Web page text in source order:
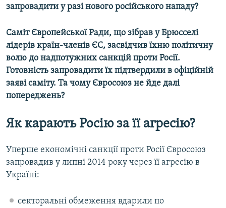
запровадити у разі нового російського нападу?
Саміт Європейської Ради, що зібрав у Брюсселі
лідерів країн-членів ЄС, засвідчив їхню політичну
волю до надпотужних санкцій проти Росії.
Готовність запровадити їх підтвердили в офіційній
заяві саміту. Та чому Євросоюз не йде далі
попереджень?
Як карають Росію за її агресію?
Уперше економічні санкції проти Росії Євросоюз
запровадив у липні 2014 року через її агресію в
Україні:
секторальні обмеження вдарили по